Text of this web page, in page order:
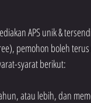
APS unik &
pemohon boleh
syarat berikut:
atau lebih, dan